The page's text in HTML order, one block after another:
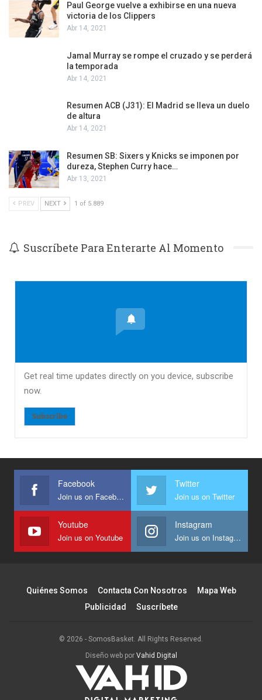
Paul George vuelve a exhibirse en una nueva
victoria de los Clippers
Abr 14, 2021
Jamal Murray se rompe el cruzado y se perderá
la temporada
Abr 14, 2021
Resumen ACB (J31): El Madrid se lleva un duelo
de altura
Abr 14, 2021
Resumen SB: Sixers y Knicks se imponen por
dureza, Stephen Curry hace…
Abr 13, 2021
PREV NEXT 1 of 5.889
Suscríbete Para Enterarte Al Momento
Get real time updates directly on you device, subscribe
now.
Subscribe
Facebook
Join us on Facebook
Twitter
Join us on Twitter
Youtube
Join us on Youtube
Instagram
Join us on Instagram
Quiénes Somos Contacta Con Nosotros
Mapa Web
Publicidad
Suscríbete
© 2026 - SomosBasket. All Rights Reserved.
Diseño web por Vahid Digital